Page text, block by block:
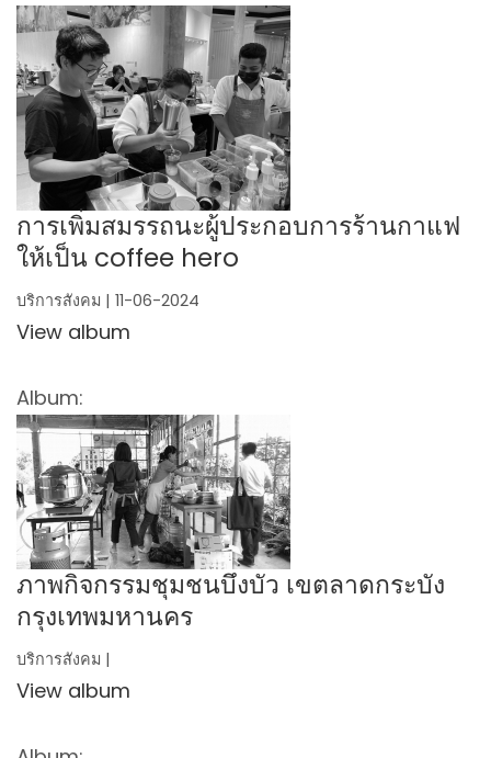
การเพิ่มสมรรถนะผู้ประกอบการร้านกาแฟ
ให้เป็น coffee hero
บริการสังคม | 11-06-2024
View album
Album:
ภาพกิจกรรมชุมชนบึงบัว เขตลาดกระบัง
กรุงเทพมหานคร
บริการสังคม |
View album